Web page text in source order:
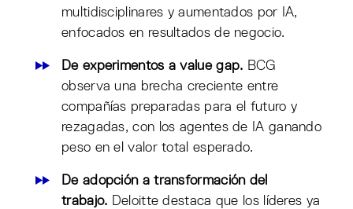
multidisciplinares y aumentados por IA,
enfocados en resultados de negocio.
De experimentos a value gap. BCG
observa una brecha creciente entre
compañías preparadas para el futuro y
rezagadas, con los agentes de IA ganando
peso en el valor total esperado.
De adopción a transformación del
trabajo. Deloitte destaca que los líderes ya